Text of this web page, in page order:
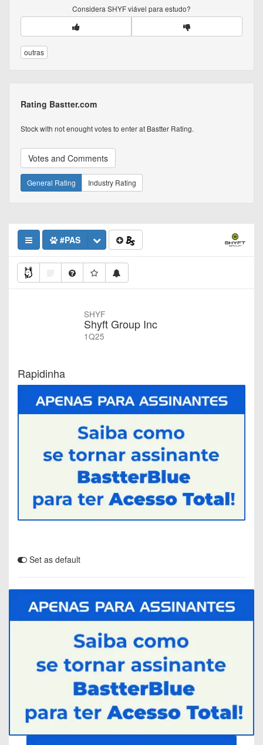
Considera SHYFviável para estudo?
outras
Rating Bastter.com
Stock with not enought votes to enter at Bastter Rating.
Votes and Comments
General Rating Industry Rating
#PAS
SHYF
Shyft Group Inc
1Q25
Rapidinha
Set as default